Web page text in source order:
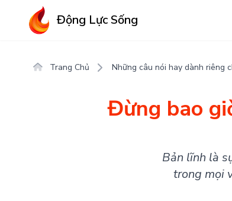
Động Lực Sống
Trang Chủ Những câu nói hay dành riêng
Đừng bao
Bản lĩnh là
trong mọi